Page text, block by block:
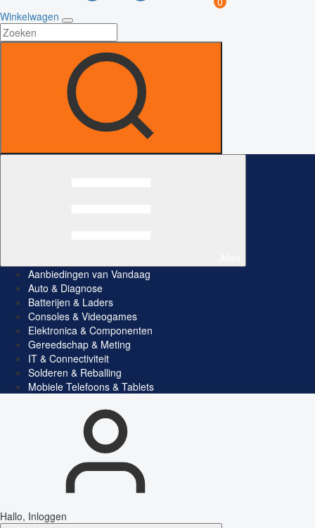
Winkelwagen
Aanbiedingen van Vandaag
Auto & Diagnose
Batterijen & Laders
Consoles & Videogames
Elektronica & Componenten
Gereedschap & Meting
IT & Connectiviteit
Solderen & Reballing
Mobiele Telefoons & Tablets
Hallo, Inloggen